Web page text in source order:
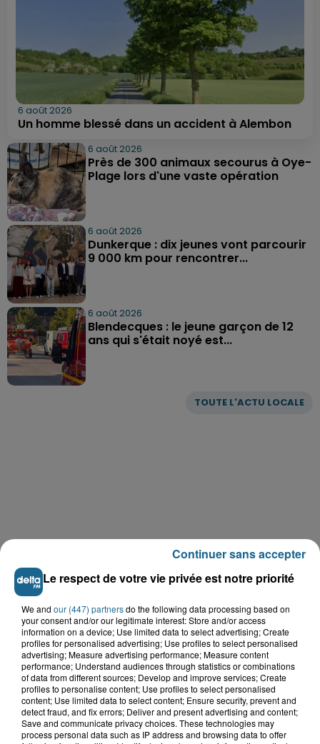
TOUTE L'ACTU LOCALE
6 août 2026
Un homme blessé dans un accident à Alembon
6 août 2026
Près de 300 animaux secourus à Oye-
Plage lors d'une vaste opération
6 août 2026
Dunkerque : dix jeunes vont parcourir
9 000 km pour rencontrer...
6 août 2026
Blendecques : le jeune garçon de 12
ans qui s'était noyé est...
LE TOP DE L'ACTU
Le respect de votre vie privée est notre priorité
We and our (447) partnersdo the following data processing based on
your consent and/or our legitimate interest: Store and/or access
information on a device; Use limited data to select advertising; Create
profiles for personalised advertising; Use profiles to select personalised
advertising; Measure advertising performance; Measure content
performance; Understand audiences through statistics or combinations
of data from different sources; Develop and improve services; Create
profiles to personalise content; Use profiles to select personalised
content; Use limited data to select content; Ensure security, prevent and
detect fraud, and fix errors; Deliver and present advertising and content;
Save and communicate privacy choices. These technologies may
process personal data such as IP address and browsing data to offer
Continuer sans accepter